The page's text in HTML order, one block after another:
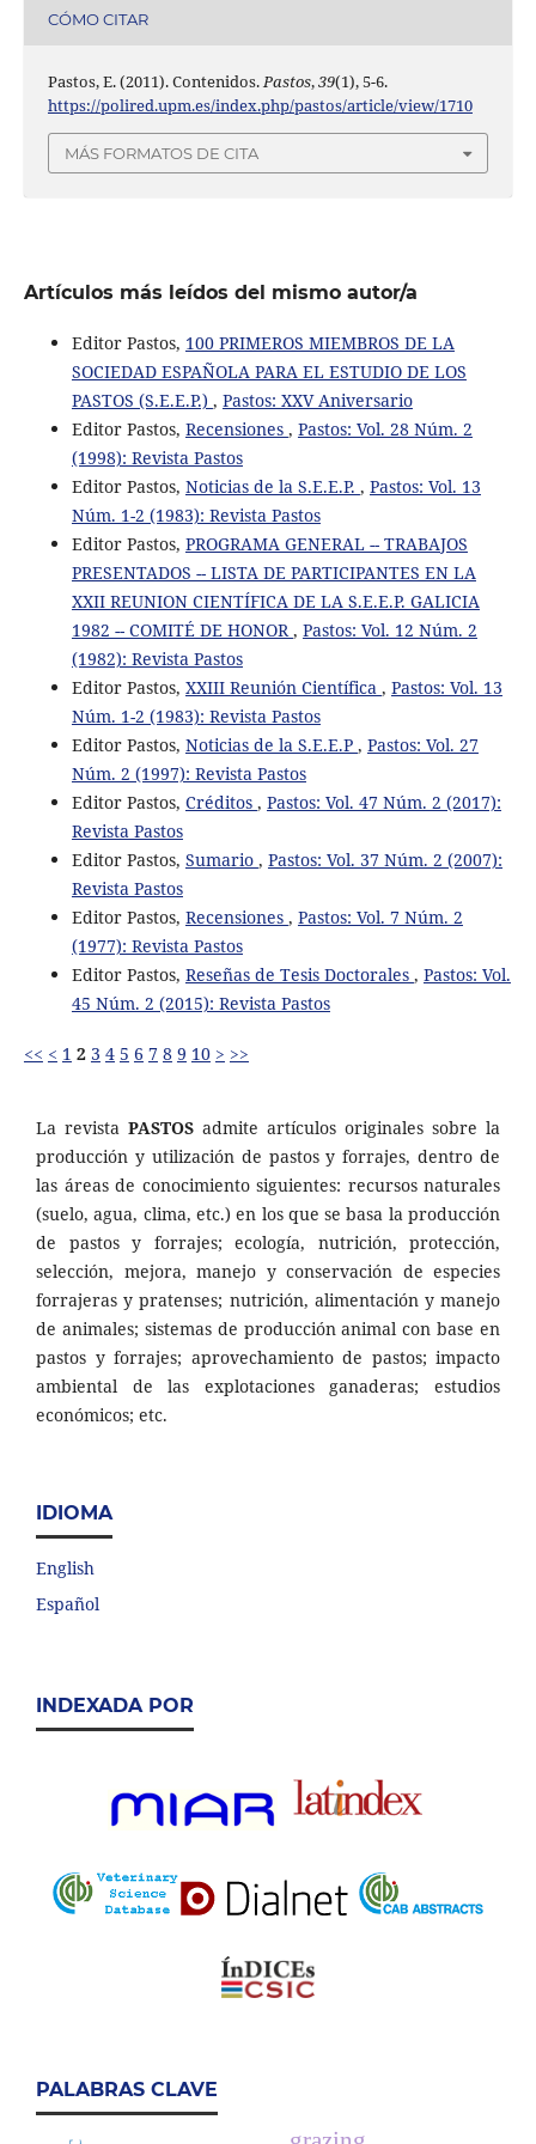
CÓMO CITAR
Pastos, E. (2011). Contenidos. Pastos,39(1), 5-6.
https://polired.upm.es/index.php/pastos/article/view/1710
MÁS FORMATOS DE CITA
Artículos más leídos del mismo autor/a
Editor Pastos, 100 PRIMEROS MIEMBROS DE LA
SOCIEDAD ESPAÑOLA PARA EL ESTUDIO DE LOS
PASTOS (S.E.E.P.) , Pastos: XXV Aniversario
Editor Pastos, Recensiones , Pastos: Vol. 28 Núm. 2
(1998): Revista Pastos
Editor Pastos, Noticias de la S.E.E.P. , Pastos: Vol. 13
Núm. 1-2 (1983): Revista Pastos
Editor Pastos, PROGRAMA GENERAL -- TRABAJOS
PRESENTADOS -- LISTA DE PARTICIPANTES EN LA
XXII REUNION CIENTÍFICA DE LA S.E.E.P. GALICIA
1982 -- COMITÉ DE HONOR, Pastos: Vol. 12 Núm. 2
(1982): Revista Pastos
Editor Pastos, XXIII Reunión Científica , Pastos: Vol. 13
Núm. 1-2 (1983): Revista Pastos
Editor Pastos, Noticias de la S.E.E.P , Pastos: Vol. 27
Núm. 2 (1997): Revista Pastos
Editor Pastos, Créditos , Pastos: Vol. 47 Núm. 2 (2017):
Revista Pastos
Editor Pastos, Sumario , Pastos: Vol. 37 Núm. 2 (2007):
Revista Pastos
Editor Pastos, Recensiones , Pastos: Vol. 7 Núm. 2
(1977): Revista Pastos
Editor Pastos, Reseñas de Tesis Doctorales , Pastos: Vol.
45 Núm. 2 (2015): Revista Pastos
<< < 1 2 3 4 5 6 7 8 9 10 > >>
La revista PASTOS admite artículos originales sobre la
producción y utilización de pastos y forrajes, dentro de
las áreas de conocimiento siguientes: recursos naturales
(suelo, agua, clima, etc.) en los que se basa la producción
de pastos y forrajes; ecología, nutrición, protección,
selección, mejora, manejo y conservación de especies
forrajeras y pratenses; nutrición, alimentación y manejo
de animales; sistemas de producción animal con base en
pastos y forrajes; aprovechamiento de pastos; impacto
ambiental de las explotaciones ganaderas; estudios
económicos; etc.
IDIOMA
English
Español
INDEXADA POR
PALABRAS CLAVE